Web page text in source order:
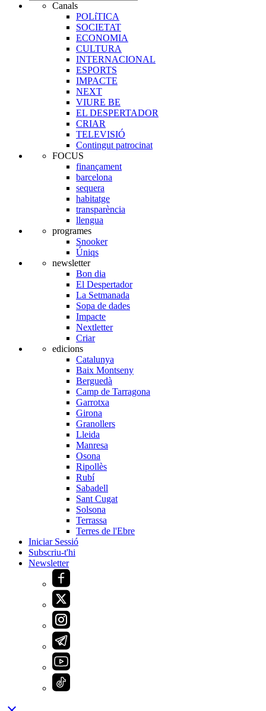
Canals
POLíTICA
SOCIETAT
ECONOMIA
CULTURA
INTERNACIONAL
ESPORTS
IMPACTE
NEXT
VIURE BE
EL DESPERTADOR
CRIAR
TELEVISIÓ
Contingut patrocinat
FOCUS
finançament
barcelona
sequera
habitatge
transparència
llengua
programes
Snooker
Úniqs
newsletter
Bon dia
El Despertador
La Setmanada
Sopa de dades
Impacte
Nextletter
Criar
edicions
Catalunya
Baix Montseny
Berguedà
Camp de Tarragona
Garrotxa
Girona
Granollers
Lleida
Manresa
Osona
Ripollès
Rubí
Sabadell
Sant Cugat
Solsona
Terrassa
Terres de l'Ebre
Iniciar Sessió
Subscriu-t'hi
Newsletter